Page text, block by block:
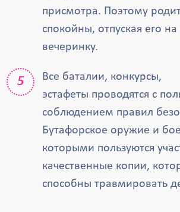
присмотра. Поэтому
спокойны, отпуская его
вечеринку.
Все баталии, конкурсы,
эстафеты проводятся с
соблюдением правил
Бутафорское оружие и
которыми пользуются
качественные копии,
способны травмировать